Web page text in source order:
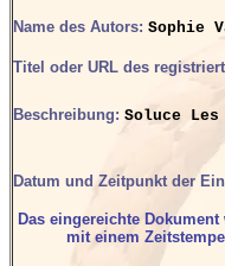
Name des Autors: Sophie
Titel oder URL des
Beschreibung: Soluce
Datum und Zeitpunkt der
Das eingereichte
mit einem